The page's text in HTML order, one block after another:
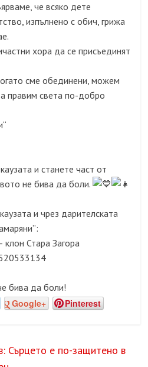
че всяко дете
изпълнено с обич, грижа
хора да се присъединят
сме обединени, можем
правим света по-добро
и станете част от
не бива да боли.
и чрез дарителската
Стара Загора
бива да боли!
Google+ Pinterest
Сърцето е по-защитено в